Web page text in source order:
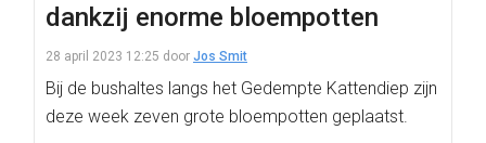
dankzij enorme bloempotten
28 april 2023 12:25 door Jos Smit
Bij de bushaltes langs het Gedempte Kattendiep zijn
deze week zeven grote bloempotten geplaatst.